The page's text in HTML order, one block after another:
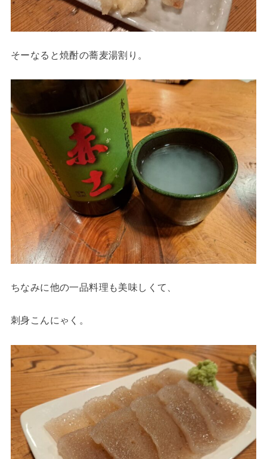
そーなると焼酎の蕎麦湯割り。
ちなみに他の一品料理も美味しくて、
刺身こんにゃく。